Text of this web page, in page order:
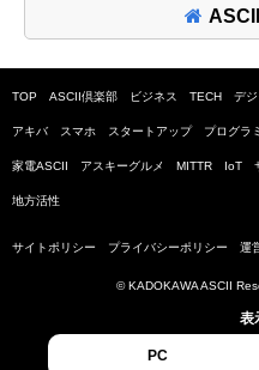
TOP ASCII倶楽部 ビジネス TECH デ
アキバ スマホ スタートアップ プログラ
家電ASCII アスキーグルメ MITTR IoT
地方活性
サイトポリシー プライバシーポリシー 運
© KADOKAWA ASCII
表
PC